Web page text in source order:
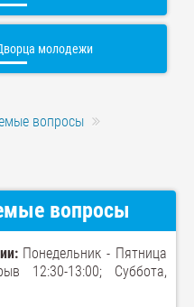
молодежи
вопросы
вопросы
Понедельник - Пятница
12:30-13:00; Суббота,